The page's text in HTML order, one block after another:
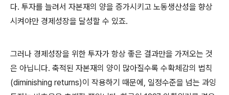
다. 투자를 늘려서 자본재의 양을 증가시키고 노동생산성을 향상
시켜야만 경제성장을 달성할 수 있죠.
그러나 경제성장을 위한 투자가 항상 좋은 결과만을 가져오는 것
은 아닙니다. 축적된 자본재의 양이 많아질수록 수확체감의 법칙
(diminishing returns)이 작용하기 때문에, 일정수준을 넘는 과잉